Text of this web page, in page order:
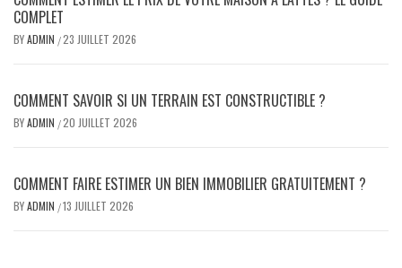
COMPLET
BYADMIN /23 JUILLET 2026
COMMENT SAVOIR SI UN TERRAIN EST CONSTRUCTIBLE ?
BYADMIN /20 JUILLET 2026
COMMENT FAIRE ESTIMER UN BIEN IMMOBILIER GRATUITEMENT ?
BYADMIN /13 JUILLET 2026